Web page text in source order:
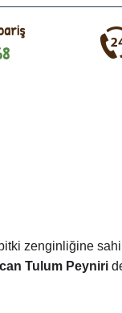
zenginliğine
Tulum Peyniri